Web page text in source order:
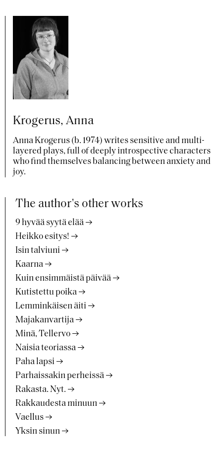
Krogerus, Anna
Anna Krogerus (b. 1974) writes sensitive and multi-
layered plays, full of deeply introspective characters
who find themselves balancing between anxiety and
joy.
The author's other works
9 hyvää syytä elää
Heikko esitys!
Isin talviuni
Kaarna
Kuin ensimmäistä päivää
Kutistettu poika
Lemminkäisen äiti
Majakanvartija
Minä, Tellervo
Naisia teoriassa
Paha lapsi
Parhaissakin perheissä
Rakasta. Nyt.
Rakkaudesta minuun
Vaellus
Yksin sinun